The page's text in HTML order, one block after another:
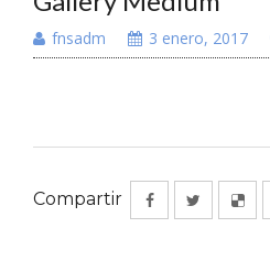
fnsadm 3 enero, 2017
Compartir